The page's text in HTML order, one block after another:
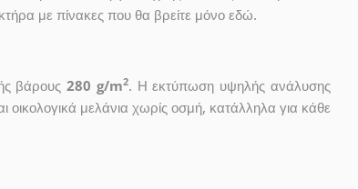
με πίνακες που θα βρείτε μόνο εδώ.
βάρους280 g/m2. Η εκτύπωση υψηλής ανάλυσης
οικολογικά μελάνια χωρίς οσμή, κατάλληλα για κάθε